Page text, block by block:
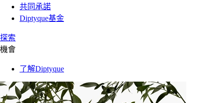
共同承諾
Diptyque基金
探索
機會
了解Diptyque